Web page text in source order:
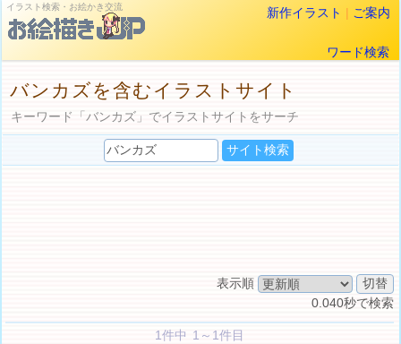
イラスト検索・お絵かき交流 新作イラスト | ご案内
ワード検索
バンカズを含むイラストサイト
キーワード「バンカズ」でイラストサイトをサーチ
表示順
0.040秒で検索
1件中 1～1件目